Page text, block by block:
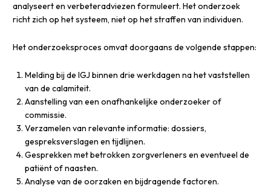
analyseert en verbeteradviezen formuleert. Het onderzoek
richt zich op het systeem, niet op het straffen van individuen.
Het onderzoeksproces omvat doorgaans de volgende stappen:
Melding bij de IGJ binnen drie werkdagen na het vaststellen
van de calamiteit.
Aanstelling van een onafhankelijke onderzoeker of
commissie.
Verzamelen van relevante informatie: dossiers,
gespreksverslagen en tijdlijnen.
Gesprekken met betrokken zorgverleners en eventueel de
patiënt of naasten.
Analyse van de oorzaken en bijdragende factoren.